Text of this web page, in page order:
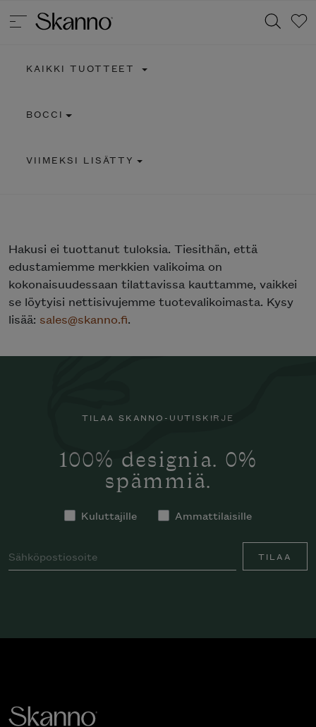
KAIKKI TUOTTEET
BOCCI
VIIMEKSI LISÄTTY
Hakusi ei tuottanut tuloksia. Tiesithän, että
edustamiemme merkkien valikoima on
kokonaisuudessaan tilattavissa kauttamme, vaikkei
se löytyisi nettisivujemme tuotevalikoimasta. Kysy
lisää: sales@skanno.fi.
TILAA SKANNO-UUTISKIRJE
100% designia. 0%
spämmiä.
Kuluttajille Ammattilaisille
TILAA